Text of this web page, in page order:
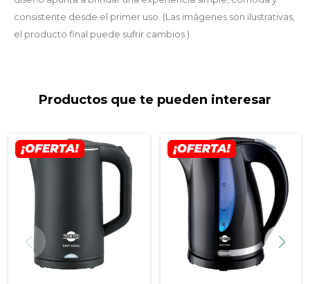
consistente desde el primer uso. (Las imágenes son ilustrativas,
el producto final puede sufrir cambios.)
Productos que te pueden interesar